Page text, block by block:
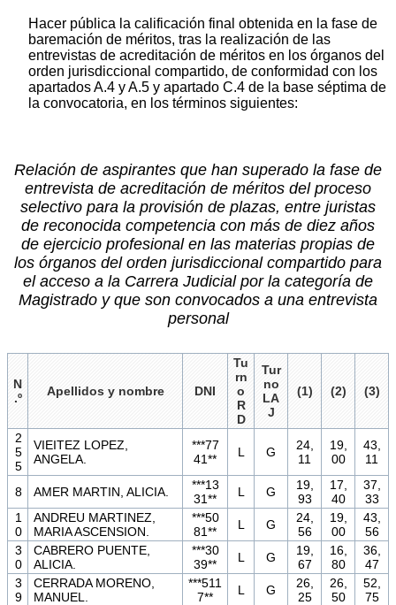
Hacer pública la calificación final obtenida en la fase de
baremación de méritos, tras la realización de las
entrevistas de acreditación de méritos en los órganos del
orden jurisdiccional compartido, de conformidad con los
apartados A.4 y A.5 y apartado C.4 de la base séptima de
la convocatoria, en los términos siguientes:
Relación de aspirantes que han superado la fase de
entrevista de acreditación de méritos del proceso
selectivo para la provisión de plazas, entre juristas
de reconocida competencia con más de diez años
de ejercicio profesional en las materias propias de
los órganos del orden jurisdiccional compartido para
el acceso a la Carrera Judicial por la categoría de
Magistrado y que son convocados a una entrevista
personal
N
.º
Apellidos y nombre DNI
Tu
rn
o
R
D
Tur
no
LA
J
(1) (2) (3)
2
5
5
VIEITEZ LOPEZ,
ANGELA.
***77
41**
L G
24,
11
19,
00
43,
11
8 AMER MARTIN, ALICIA.
***13
31**
L G
19,
93
17,
40
37,
33
1
0
ANDREU MARTINEZ,
MARIA ASCENSION.
***50
81**
L G
24,
56
19,
00
43,
56
3
0
CABRERO PUENTE,
ALICIA.
***30
39**
L G
19,
67
16,
80
36,
47
3
9
CERRADA MORENO,
MANUEL.
***511
7**
L G
26,
25
26,
50
52,
75